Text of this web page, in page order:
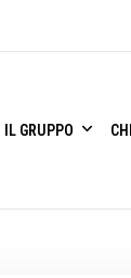
IL GRUPPO